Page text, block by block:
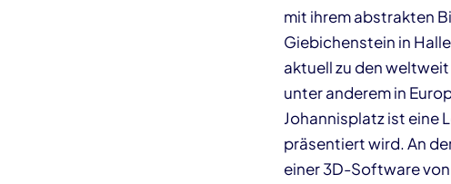
mit ihrem abstrakten
Giebichenstein in
aktuell zu den
unter anderem in
Johannisplatz ist eine
präsentiert wird. An
einer 3D-Software